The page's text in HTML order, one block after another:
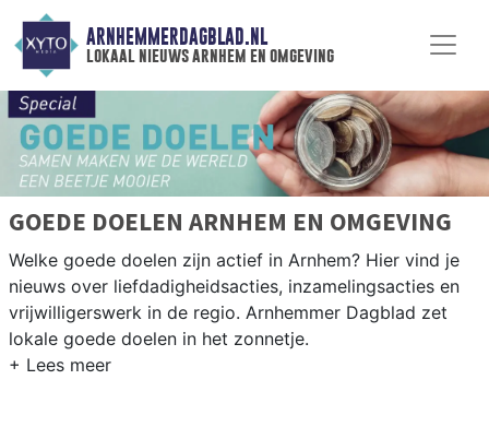
ARNHEMMERDAGBLAD.NL
lokaal nieuws arnhem en omgeving
GOEDE DOELEN ARNHEM EN OMGEVING
Welke goede doelen zijn actief in Arnhem? Hier vind je
nieuws over liefdadigheidsacties, inzamelingsacties en
vrijwilligerswerk in de regio. Arnhemmer Dagblad zet
lokale goede doelen in het zonnetje.